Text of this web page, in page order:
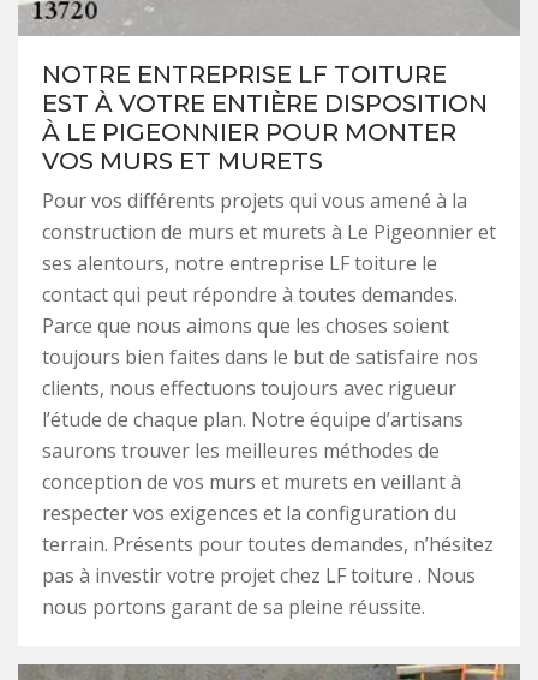
NOTRE ENTREPRISE LF TOITURE
EST À VOTRE ENTIÈRE DISPOSITION
À LE PIGEONNIER POUR MONTER
VOS MURS ET MURETS
Pour vos différents projets qui vous amené à la
construction de murs et murets à Le Pigeonnier et
ses alentours, notre entreprise LF toiture le
contact qui peut répondre à toutes demandes.
Parce que nous aimons que les choses soient
toujours bien faites dans le but de satisfaire nos
clients, nous effectuons toujours avec rigueur
l’étude de chaque plan. Notre équipe d’artisans
saurons trouver les meilleures méthodes de
conception de vos murs et murets en veillant à
respecter vos exigences et la configuration du
terrain. Présents pour toutes demandes, n’hésitez
pas à investir votre projet chez LF toiture . Nous
nous portons garant de sa pleine réussite.